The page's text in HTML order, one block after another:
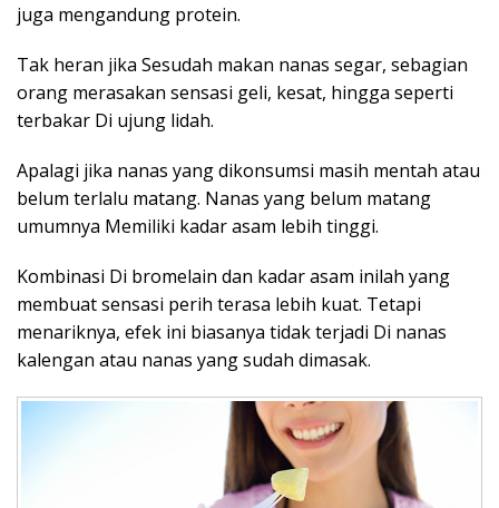
juga mengandung protein.
Tak heran jika Sesudah makan nanas segar, sebagian
orang merasakan sensasi geli, kesat, hingga seperti
terbakar Di ujung lidah.
Apalagi jika nanas yang dikonsumsi masih mentah atau
belum terlalu matang. Nanas yang belum matang
umumnya Memiliki kadar asam lebih tinggi.
Kombinasi Di bromelain dan kadar asam inilah yang
membuat sensasi perih terasa lebih kuat. Tetapi
menariknya, efek ini biasanya tidak terjadi Di nanas
kalengan atau nanas yang sudah dimasak.